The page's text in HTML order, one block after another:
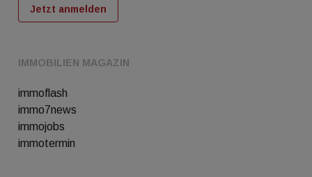
IMMOBILIEN MAGAZIN
immoflash
immo7news
immojobs
immotermin
Jetzt anmelden